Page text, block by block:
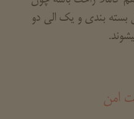
بندی و یک الی دو
امن